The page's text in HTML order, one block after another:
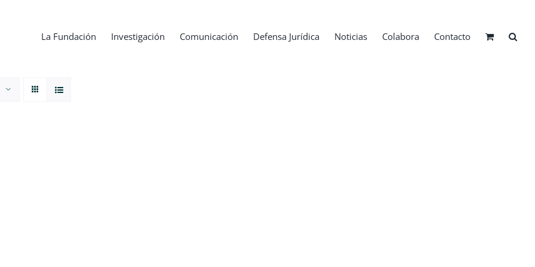
La Fundación Investigación Comunicación Defensa Jurídica Noticias Colabora Contacto